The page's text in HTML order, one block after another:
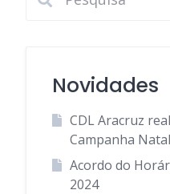
Novidades
CDL Aracruz
Campanha
Acordo do
2024